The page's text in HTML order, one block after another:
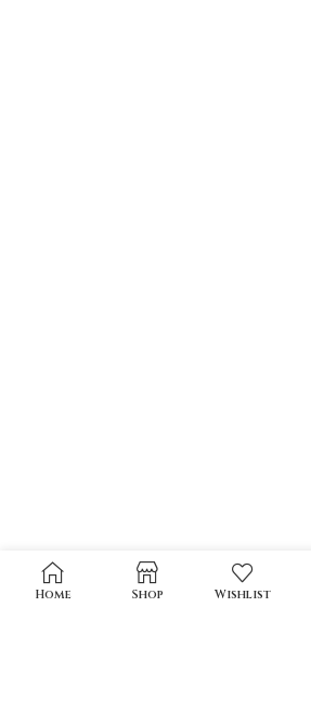
Home Shop Wishlist